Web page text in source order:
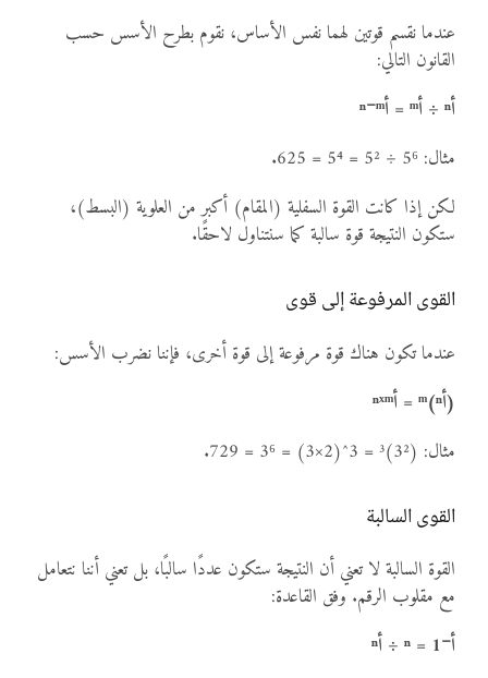
عندما نقسم قوتين لهما نفس الأساس، نقوم بطرح الأسس حسب
القانون التالي:
أⁿ ÷ أᵐ = أⁿ⁻ᵐ
مثال: 5⁶ ÷ 5² = 5⁴ = 625.
لكن إذا كانت القوة السفلية (المقام) أكبر من العلوية (البسط)،
ستكون النتيجة قوة سالبة كما سنتناول لاحقًا.
القوى المرفوعة إلى قوى
عندما تكون هناك قوة مرفوعة إلى قوة أخرى، فإننا نضرب الأسس:
(أⁿ)ᵐ = أⁿˣᵐ
مثال: (3²)³ = 3^(2×3) = 3⁶ = 729.
القوى السالبة
القوة السالبة لا تعني أن النتيجة ستكون عددًا سالبًا، بل تعني أننا نتعامل
مع مقلوب الرقم. وفق القاعدة:
أ⁻ⁿ = 1 ÷ أⁿ